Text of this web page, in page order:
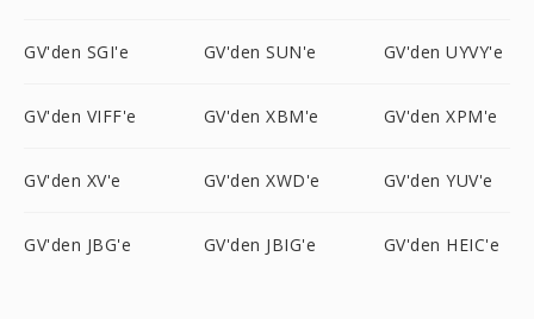
GV'den SGI'e GV'den SUN'e GV'den UYVY'e
GV'den VIFF'e GV'den XBM'e GV'den XPM'e
GV'den XV'e GV'den XWD'e GV'den YUV'e
GV'den JBG'e GV'den JBIG'e GV'den HEIC'e